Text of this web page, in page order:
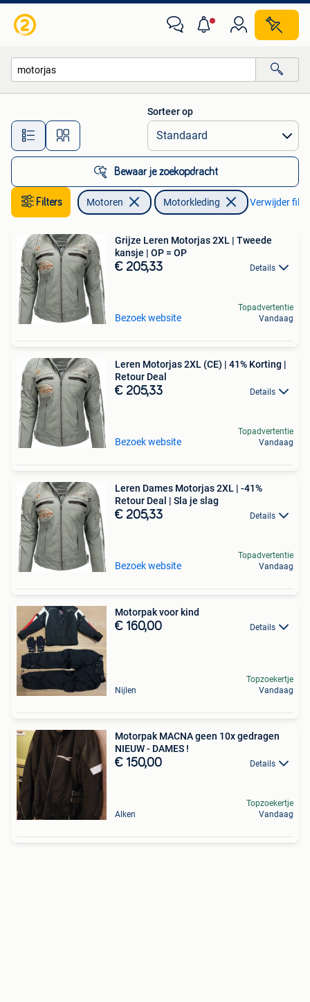
Alle afstanden…
Sorteer op
Bewaar je zoekopdracht
Filters Motoren Motorkleding Verwijder
Grijze Leren Motorjas 2XL | Tweede
kansje | OP = OP
€ 205,33 Details
Bezoek website
Topadvertentie
Vandaag
Leren Motorjas 2XL (CE) | 41% Korting |
Retour Deal
€ 205,33 Details
Bezoek website
Topadvertentie
Vandaag
Leren Dames Motorjas 2XL | -41%
Retour Deal | Sla je slag
€ 205,33 Details
Bezoek website
Topadvertentie
Vandaag
Motorpak voor kind
€ 160,00 Details
Nijlen
Topzoekertje
Vandaag
Motorpak MACNA geen 10x gedragen
NIEUW - DAMES !
€ 150,00 Details
Alken
Topzoekertje
Vandaag